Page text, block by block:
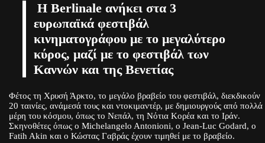
Η Βerlinale ανήκει στα 3
ευρωπαϊκά φεστιβάλ
κινηματογράφου με το μεγαλύτερο
κύρος, μαζί με το φεστιβάλ των
Καννών και της Βενετίας
Φέτος τη Χρυσή Άρκτο, το μεγάλο βραβείο του φεστιβάλ, διεκδικούν
20 ταινίες, ανάμεσά τους και ντοκιμαντέρ, με δημιουργούς από πολλά
μέρη του κόσμου, όπως το Νεπάλ, τη Νότια Κορέα και το Ιράν.
Σκηνοθέτες όπως ο Michelangelo Antonioni, o Jean-Luc Godard, ο
Fatih Akin και ο Κώστας Γαβράς έχουν τιμηθεί με το βραβείο.